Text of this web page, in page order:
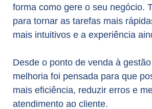
forma como gere o seu negócio.
para tornar as tarefas mais
mais intuitivos e a experiência
Desde o ponto de venda à
melhoria foi pensada para que
mais eficiência, reduzir erros e
atendimento ao cliente.